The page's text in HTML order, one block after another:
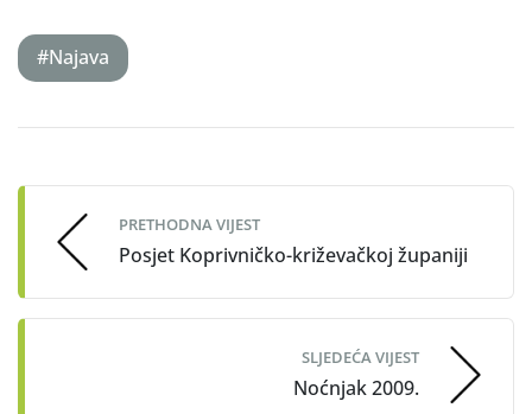
#Najava
navigation
PRETHODNA VIJEST
Posjet Koprivničko-križevačkoj županiji
SLJEDEĆA VIJEST
Noćnjak 2009.